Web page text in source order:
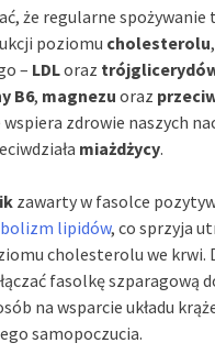
że regularne
poziomu cholesterolu
– LDLoraz
B6, magnezu oraz
zdrowie naszych
miażdżycy.
zawarty w fasolce
lipidów, co sprzyja
cholesterolu we krwi.
fasolkę szparagową
na wsparcie układu
samopoczucia.